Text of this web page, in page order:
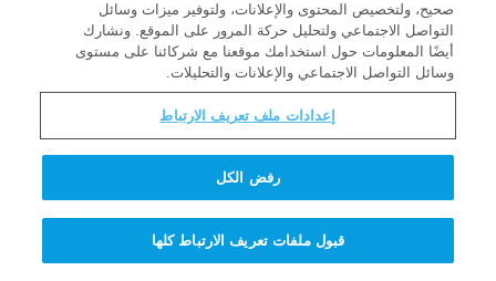
رسالة محبة المسيح لكلّ واحدٍ منا.
صحيح، ولتخصيص المحتوى والإعلانات، ولتوفير ميزات وسائل
التواصل الاجتماعي ولتحليل حركة المرور على الموقع. ونشارك
أيضًا المعلومات حول استخدامك موقعنا مع شركائنا على مستوى
وسائل التواصل الاجتماعي والإعلانات والتحليلات.
إعدادات ملف تعريف الارتباط
رفض الكل
قبول ملفات تعريف الارتباط كلها